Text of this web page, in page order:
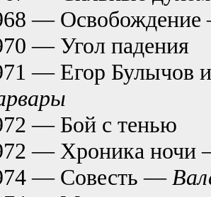
—
— Угол падения
— Егор Булычов
— Бой с тенью
— Хроника
— Совесть —